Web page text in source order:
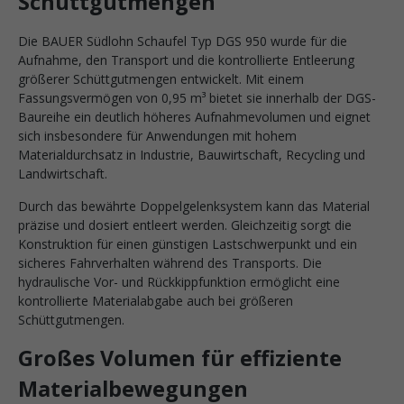
Die BAUER Südlohn Schaufel Typ DGS 950 wurde für die
Aufnahme, den Transport und die kontrollierte Entleerung
größerer Schüttgutmengen entwickelt. Mit einem
Fassungsvermögen von 0,95 m³ bietet sie innerhalb der DGS-
Baureihe ein deutlich höheres Aufnahmevolumen und eignet
sich insbesondere für Anwendungen mit hohem
Materialdurchsatz in Industrie, Bauwirtschaft, Recycling und
Landwirtschaft.
Durch das bewährte Doppelgelenksystem kann das Material
präzise und dosiert entleert werden. Gleichzeitig sorgt die
Konstruktion für einen günstigen Lastschwerpunkt und ein
sicheres Fahrverhalten während des Transports. Die
hydraulische Vor- und Rückkippfunktion ermöglicht eine
kontrollierte Materialabgabe auch bei größeren
Schüttgutmengen.
Großes Volumen für effiziente
Materialbewegungen